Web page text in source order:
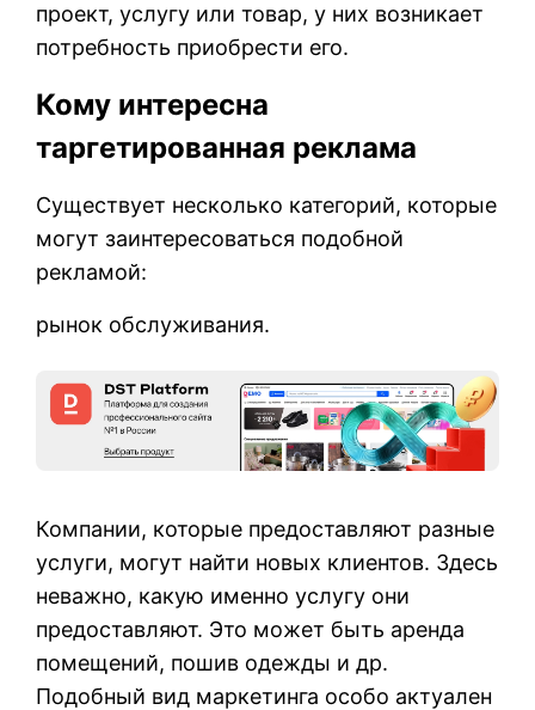
проект, услугу или товар, у них возникает
потребность приобрести его.
Кому интересна
таргетированная реклама
Существует несколько категорий, которые
могут заинтересоваться подобной
рекламой:
рынок обслуживания.
Компании, которые предоставляют разные
услуги, могут найти новых клиентов. Здесь
неважно, какую именно услугу они
предоставляют. Это может быть аренда
помещений, пошив одежды и др.
Подобный вид маркетинга особо актуален